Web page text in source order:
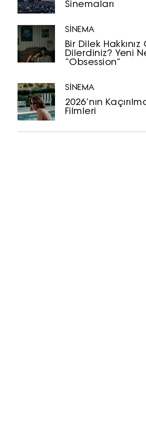
e-
Sinemaları
SİNEMA
Bir Dilek
Dilerdiniz? Yeni
“Obsession”
SİNEMA
2026’nın
Filmleri